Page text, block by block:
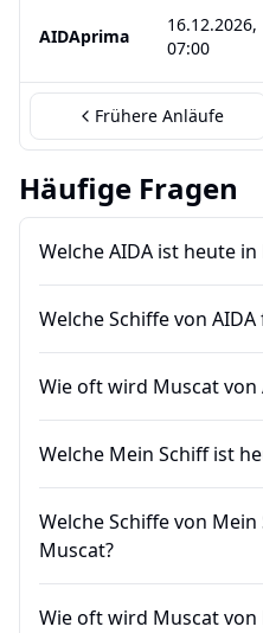
AIDAprima
16.12.2026,
07:00
Frühere Anläufe
Häufige Fragen
Welche AIDA ist heute in
Welche Schiffe von
Wie oft wird Muscat von
Welche Mein Schiff ist
Welche Schiffe von
Muscat?
Wie oft wird Muscat von